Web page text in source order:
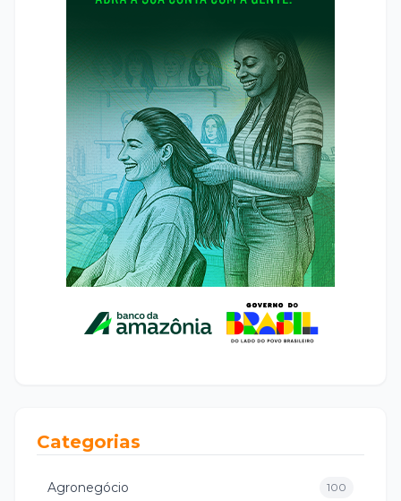
Categorias
Agronegócio 100